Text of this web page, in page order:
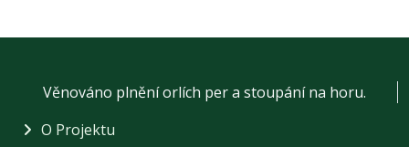
Věnováno plnění orlích per a stoupání na horu.
O Projektu